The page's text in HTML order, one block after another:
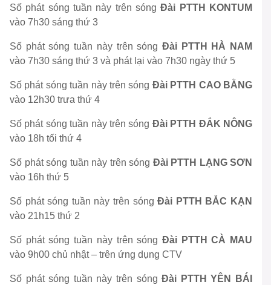
Số phát sóng tuần này trên sóngĐài PTTH KONTUM
vào 7h30 sáng thứ 3
Số phát sóng tuần này trên sóng Đài PTTH HÀ NAM
vào 7h30 sáng thứ 3 và phát lại vào 7h30 ngày thứ 5
Số phát sóng tuần này trên sóng Đài PTTH CAO BẰNG
vào 12h30 trưa thứ 4
Số phát sóng tuần này trên sóng Đài PTTH ĐẮK NÔNG
vào 18h tối thứ 4
Số phát sóng tuần này trên sóng Đài PTTH LẠNG SƠN
vào 16h thứ 5
Số phát sóng tuần này trên sóngĐài PTTH BẮC KẠN
vào 21h15 thứ 2
Số phát sóng tuần này trên sóng Đài PTTH CÀ MAU
vào 9h00 chủ nhật– trên ứng dụng CTV
Số phát sóng tuần này trên sóngĐài PTTH YÊN BÁI